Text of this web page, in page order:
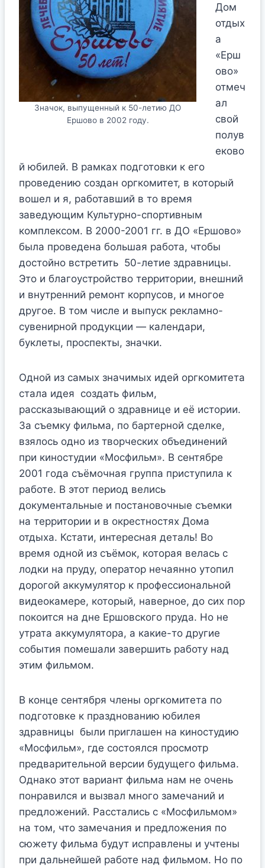
Значок, выпущенный к 50-летию ДО
Ершово в 2002 году.
Дом
отдых
а
«Ерш
ово»
отмеч
ал
свой
полув
еково
й юбилей. В рамках подготовки к его
проведению создан оргкомитет, в который
вошел и я, работавший в то время
заведующим Культурно-спортивным
комплексом. В 2000-2001 гг. в ДО «Ершово»
была проведена большая работа, чтобы
достойно встретить 50-летие здравницы.
Это и благоустройство территории, внешний
и внутренний ремонт корпусов, и многое
другое. В том числе и выпуск рекламно-
сувенирной продукции — календари,
буклеты, проспекты, значки.
Одной из самых значимых идей оргкомитета
стала идея создать фильм,
рассказывающий о здравнице и её истории.
За съемку фильма, по бартерной сделке,
взялось одно из творческих объединений
при киностудии «Мосфильм». В сентябре
2001 года съёмочная группа приступила к
работе. В этот период велись
документальные и постановочные съемки
на территории и в окрестностях Дома
отдыха. Кстати, интересная деталь! Во
время одной из съёмок, которая велась с
лодки на пруду, оператор нечаянно утопил
дорогой аккумулятор к профессиональной
видеокамере, который, наверное, до сих пор
покоится на дне Ершовского пруда. Но не
утрата аккумулятора, а какие-то другие
события помешали завершить работу над
этим фильмом.
В конце сентября члены оргкомитета по
подготовке к празднованию юбилея
здравницы были приглашен на киностудию
«Мосфильм», где состоялся просмотр
предварительной версии будущего фильма.
Однако этот вариант фильма нам не очень
понравился и вызвал много замечаний и
предложений. Расстались с «Мосфильмом»
на том, что замечания и предложения по
сюжету фильма будут исправлены и учтены
при дальнейшей работе над фильмом. Но по